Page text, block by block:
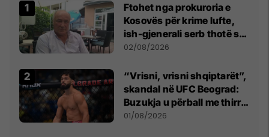
Ftohet nga prokuroria e
Kosovës për krime lufte,
ish-gjenerali serb thotë se
dikush e tradhtoi në
02/08/2026
“Vrisni, vrisni shqiptarët”,
skandal në UFC Beograd:
Buzukja u përball me thirrje
anti-shqiptare nga
01/08/2026